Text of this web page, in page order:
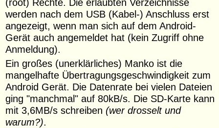
(root) Rechte. Die erlaubten Verzeichnisse
werden nach dem USB (Kabel-) Anschluss erst
angezeigt, wenn man sich auf dem Android-
Gerät auch angemeldet hat (kein Zugriff ohne
Anmeldung).
Ein großes (unerklärliches) Manko ist die
mangelhafte Übertragungsgeschwindigkeit zum
Android Gerät. Die Datenrate bei vielen Dateien
ging "manchmal" auf 80kB/s. Die SD-Karte kann
mit 3,6MB/s schreiben (wer drosselt und
warum?).